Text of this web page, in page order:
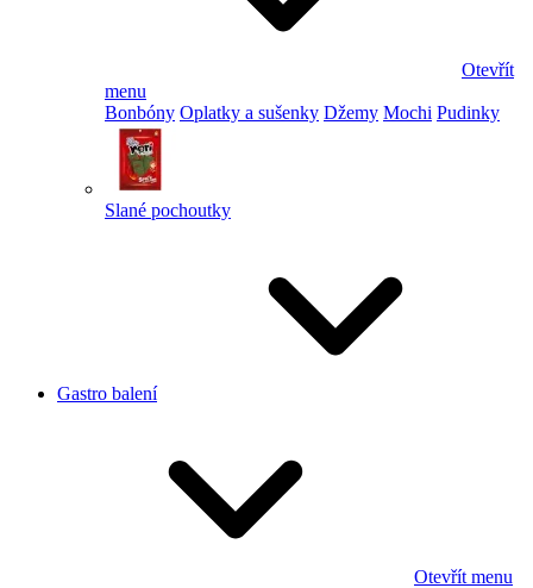
Otevřít
menu
Bonbóny Oplatky a sušenky Džemy Mochi Pudinky
Slané pochoutky
Gastro balení
Otevřít menu